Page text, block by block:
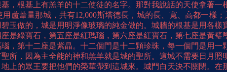
，根基上有羔羊的十二使徒的名字。那對我說話的天使拿著
蘆葦量那城，共有12,000斯塔德長，城的長、寬、高都一樣
玉做的，城是用明淨像玻璃的純金做的。城牆的根基是用各樣
是綠寶石，第五座是紅瑪瑙，第六座是紅寶石，第七座是黃
，第十二座是紫晶。十二個門是十二顆珍珠，每一個門是用一
所，因為主全能的神和羔羊就是城的聖所。這城不需要日月照
上的眾王要把他們的榮華帶到這城來。城門白天決不關閉。